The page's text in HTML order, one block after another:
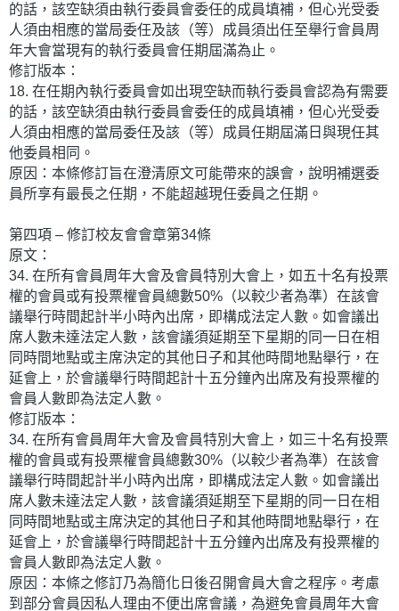
的話，該空缺須由執行委員會委任的成員填補，但心光受委
人須由相應的當局委任及該（等）成員須出任至舉行會員周
年大會當現有的執行委員會任期屆滿為止。
修訂版本：
18. 在任期內執行委員會如出現空缺而執行委員會認為有需要
的話，該空缺須由執行委員會委任的成員填補，但心光受委
人須由相應的當局委任及該（等）成員任期屆滿日與現任其
他委員相同。
原因：本條修訂旨在澄清原文可能帶來的誤會，說明補選委
員所享有最長之任期，不能超越現任委員之任期。
第四項 – 修訂校友會會章第34條
原文：
34. 在所有會員周年大會及會員特別大會上，如五十名有投票
權的會員或有投票權會員總數50%（以較少者為準）在該會
議舉行時間起計半小時內出席，即構成法定人數。如會議出
席人數未達法定人數，該會議須延期至下星期的同一日在相
同時間地點或主席決定的其他日子和其他時間地點舉行，在
延會上，於會議舉行時間起計十五分鐘內出席及有投票權的
會員人數即為法定人數。
修訂版本：
34. 在所有會員周年大會及會員特別大會上，如三十名有投票
權的會員或有投票權會員總數30%（以較少者為準）在該會
議舉行時間起計半小時內出席，即構成法定人數。如會議出
席人數未達法定人數，該會議須延期至下星期的同一日在相
同時間地點或主席決定的其他日子和其他時間地點舉行，在
延會上，於會議舉行時間起計十五分鐘內出席及有投票權的
會員人數即為法定人數。
原因：本條之修訂乃為簡化日後召開會員大會之程序。考慮
到部分會員因私人理由不便出席會議，為避免會員周年大會